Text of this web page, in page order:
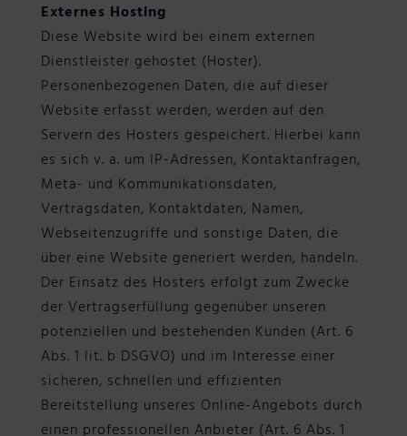
Externes Hosting
Diese Website wird bei einem externen
Dienstleister gehostet (Hoster).
Personenbezogenen Daten, die auf dieser
Website erfasst werden, werden auf den
Servern des Hosters gespeichert. Hierbei kann
es sich v. a. um IP-Adressen, Kontaktanfragen,
Meta- und Kommunikationsdaten,
Vertragsdaten, Kontaktdaten, Namen,
Webseitenzugriffe und sonstige Daten, die
über eine Website generiert werden, handeln.
Der Einsatz des Hosters erfolgt zum Zwecke
der Vertragserfüllung gegenüber unseren
potenziellen und bestehenden Kunden (Art. 6
Abs. 1 lit. b DSGVO) und im Interesse einer
sicheren, schnellen und effizienten
Bereitstellung unseres Online-Angebots durch
einen professionellen Anbieter (Art. 6 Abs. 1